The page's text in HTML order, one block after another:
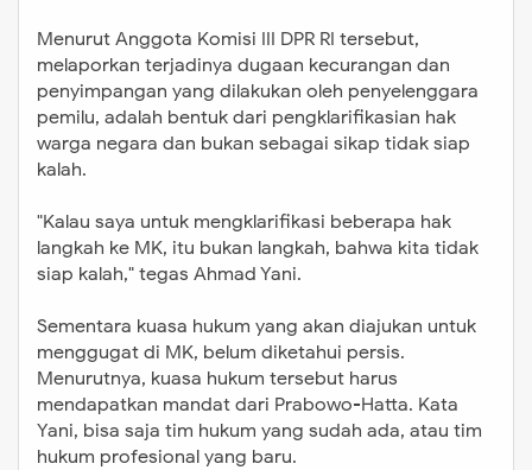
Menurut Anggota Komisi III DPR RI tersebut,
melaporkan terjadinya dugaan kecurangan dan
penyimpangan yang dilakukan oleh penyelenggara
pemilu, adalah bentuk dari pengklarifikasian hak
warga negara dan bukan sebagai sikap tidak siap
kalah.
"Kalau saya untuk mengklarifikasi beberapa hak
langkah ke MK, itu bukan langkah, bahwa kita tidak
siap kalah," tegas Ahmad Yani.
Sementara kuasa hukum yang akan diajukan untuk
menggugat di MK, belum diketahui persis.
Menurutnya, kuasa hukum tersebut harus
mendapatkan mandat dari Prabowo-Hatta. Kata
Yani, bisa saja tim hukum yang sudah ada, atau tim
hukum profesional yang baru.